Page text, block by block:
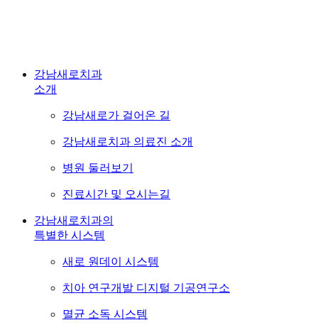
강남새로치과
소개
강남새로가 걸어온 길
강남새로치과 의료진 소개
병원 둘러보기
진료시간 및 오시는길
강남새로치과의
특별한 시스템
새로 원데이 시스템
치아 연구개발 디지털 기공연구소
멸균 소독 시스템